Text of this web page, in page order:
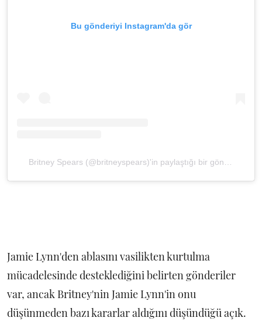
Bu gönderiyi Instagram'da gör
Jamie Lynn'den ablasını vasilikten kurtulma
mücadelesinde desteklediğini belirten gönderiler
var, ancak Britney'nin Jamie Lynn'in onu
düşünmeden bazı kararlar aldığını düşündüğü açık.